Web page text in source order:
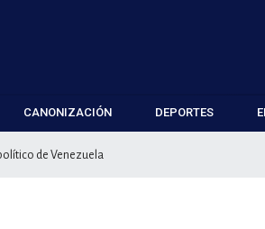
CANONIZACIÓN DEPORTES
de Venezuela